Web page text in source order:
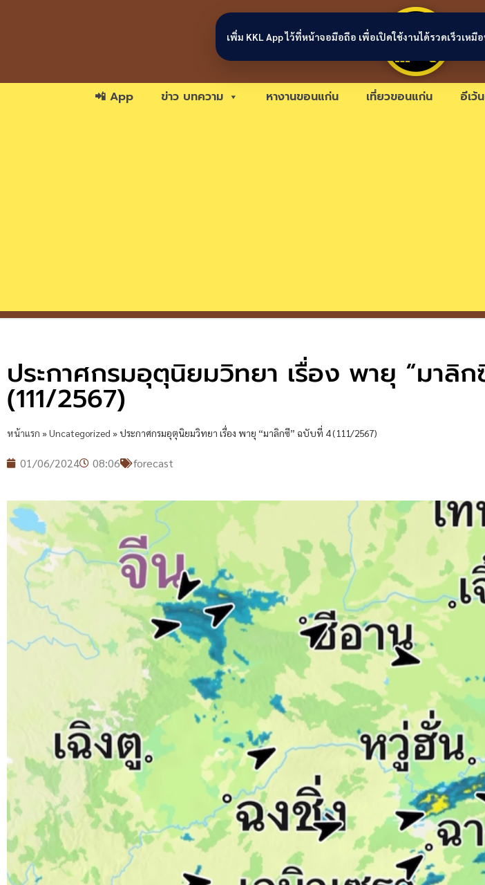
ขอ
📲 App ข่าว บทความ หางานขอนแก่น เที่ยวขอนแก่น อีเว้
ประกาศกรมอุตุนิยมวิทยา เรื่อง พายุ “มาลิ
(111/2567)
หน้าแรก »Uncategorized » ประกาศกรมอุตุนิยมวิทยา เรื่อง พายุ “มาลิกซี” ฉบับที่ 4 (111/2567)
01/06/2024 08:06 forecast
เพิ่ม KKL App ไว้ที่หน้าจอมือถือ เพื่อเปิดใช้งานได้รวดเร็วเหมื